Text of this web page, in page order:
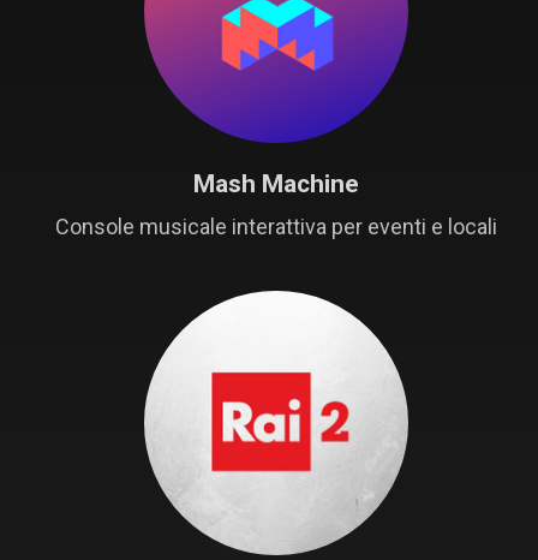
Mash Machine
Console musicale interattiva per eventi e locali